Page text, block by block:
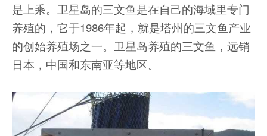
是上乘。卫星岛的三文鱼是在自己的海域里专门
养殖的，它于1986年起，就是塔州的三文鱼产业
的创始养殖场之一。卫星岛养殖的三文鱼，远销
日本，中国和东南亚等地区。